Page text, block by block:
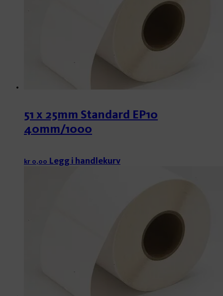
51 x 25mm Standard EP10
40mm/1000
kr 0,00 Legg i handlekurv